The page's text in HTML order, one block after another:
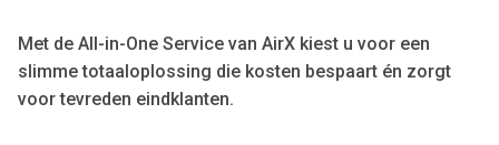
Met de All-in-One Service van AirX kiest u voor een
slimme totaaloplossing die kosten bespaart én zorgt
voor tevreden eindklanten.